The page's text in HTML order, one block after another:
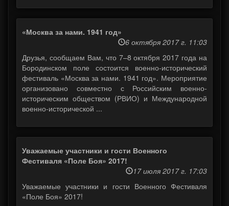
«Москва за нами. 1941 год»
6 октября 2017 г. 11:03
Друзья, сообщаем Вам, что 7–8 октября 2017 года на
Бородинском поле состоится военно-исторический
фестиваль «Москва за нами. 1941 год». Мероприятие
организовано совместно с Российским военно-
историческим обществом (РВИО) и Международной
военно-исторической ...
Уважаемые участники и гости Военного
Фестиваля «Поле Боя» 2017!
17 июля 2017 г. 17:03
Уважаемые участники и гости Военного Фестиваля
«Поле Боя» 2017!